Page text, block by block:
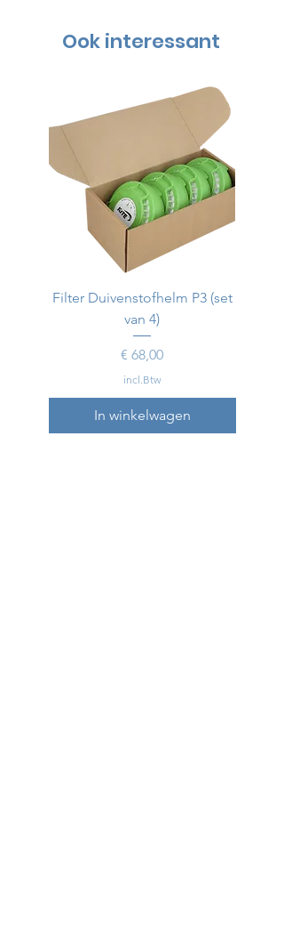
Ook interessant
Filter Duivenstofhelm P3 (set
van 4)
Prijs
€ 68,00
incl.Btw
In winkelwagen